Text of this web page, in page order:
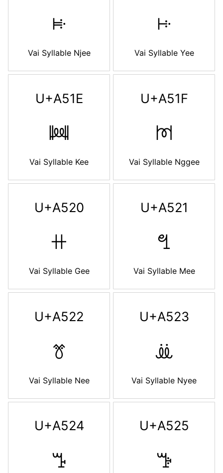
ꔜ
Vai Syllable Njee
ꔝ
Vai Syllable Yee
U+A51E
ꔞ
Vai Syllable Kee
U+A51F
ꔟ
Vai Syllable Nggee
U+A520
ꔠ
Vai Syllable Gee
U+A521
ꔡ
Vai Syllable Mee
U+A522
ꔢ
Vai Syllable Nee
U+A523
ꔣ
Vai Syllable Nyee
U+A524
ꔤ
U+A525
ꔥ